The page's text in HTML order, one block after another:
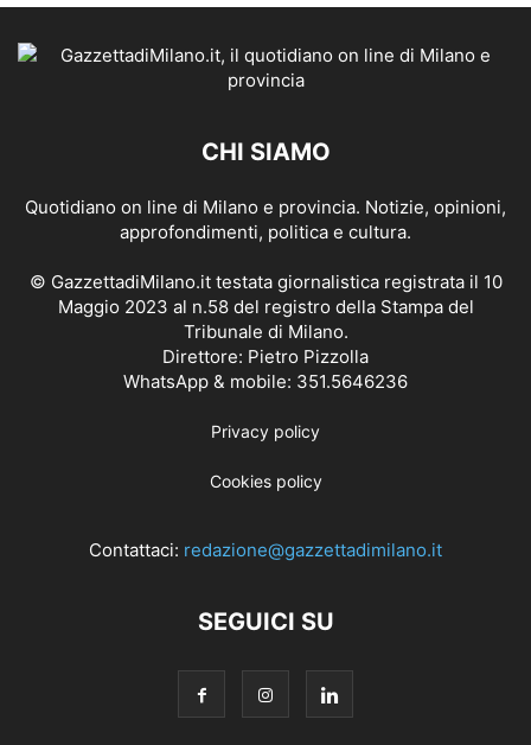
CHI SIAMO
Quotidiano on line di Milano e provincia. Notizie, opinioni,
approfondimenti, politica e cultura.
© GazzettadiMilano.it testata giornalistica registrata il 10
Maggio 2023 al n.58 del registro della Stampa del
Tribunale di Milano.
Direttore: Pietro Pizzolla
WhatsApp & mobile: 351.5646236
Privacy policy
Cookies policy
Contattaci: redazione@gazzettadimilano.it
SEGUICI SU